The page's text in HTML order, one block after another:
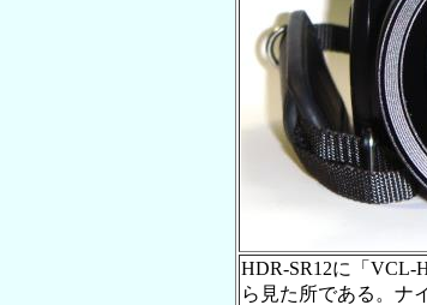
HDR-SR12に「VCL-
ら見た所である。ナ